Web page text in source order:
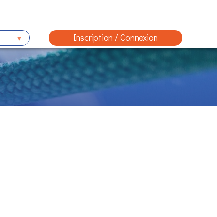
Inscription / Connexion